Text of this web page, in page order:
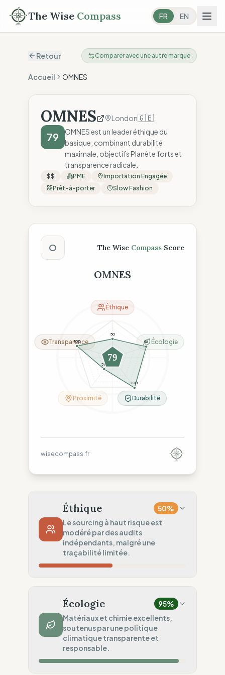
The Wise Compass FR EN
Retour Comparer avec une autre marque
Accueil OMNES
OMNES London🇬🇧
79
OMNES est un leader éthique du
basique, combinant durabilité
maximale, objectifs Planète forts et
transparence radicale.
$$ PME
Importation Engagée
Prêt-à-porter
Slow Fashion
Score The Wise Compass
O The Wise Compass Score
OMNES
50
95
100
38
100
79
Éthique
Écologie
Durabilité
Proximité
Transparence
wisecompass.fr
Éthique 50%
Le sourcing à haut risque est
modéré par des audits
indépendants, malgré une
traçabilité limitée.
Violations systématiques (Europe, Asie)
Traçabilité 50
Rang 1 & partage ONG
Audits Sociaux
Audits tiers (FWF/SA8000)
Écologie 95%
Matériaux et chimie excellents,
soutenus par une politique
climatique transparente et
responsable.